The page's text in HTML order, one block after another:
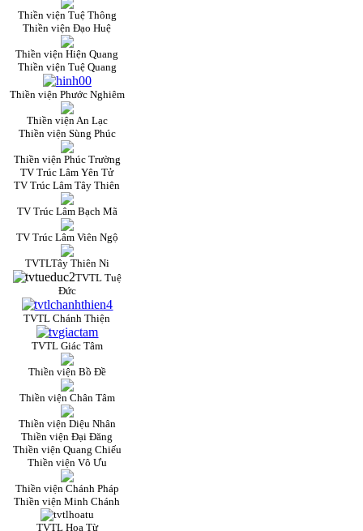
Thiền viện Tuệ Thông
Thiền viện Đạo Huệ
Thiền viện Hiện Quang
Thiền viện Tuệ Quang
Thiền viện Phước Nghiêm
Thiền viện An Lạc
Thiền viện Sùng Phúc
Thiền viện Phúc Trường
TV Trúc Lâm Yên Tử
TV Trúc Lâm Tây Thiên
TV Trúc Lâm Bạch Mã
TV Trúc Lâm Viên Ngộ
TVTLTây Thiên Ni
TVTL Tuệ
Đức
TVTL Chánh Thiện
TVTL Giác Tâm
Thiền viện Bồ Đề
Thiền viện Chân Tâm
Thiền viện Diệu Nhân
Thiền viện Đại Đăng
Thiền viện Quang Chiếu
Thiền viện Vô Ưu
Thiền viện Chánh Pháp
Thiền viện Minh Chánh
TVTL Hoa Từ